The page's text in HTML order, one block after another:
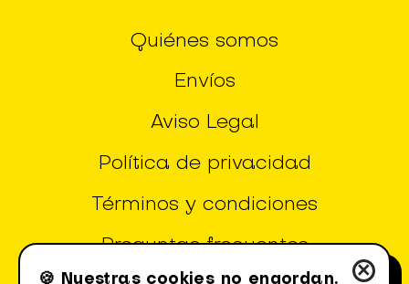
Quiénes somos
Envíos
Aviso Legal
Política de privacidad
Términos y condiciones
Preguntas frecuentes
×
🍪 Nuestras cookies no engordan.